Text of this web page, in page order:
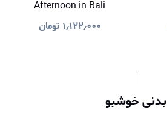
Afternoon in Bali
۱٫۱۲۲٫۰۰۰ تومان
بدنی خوشبو